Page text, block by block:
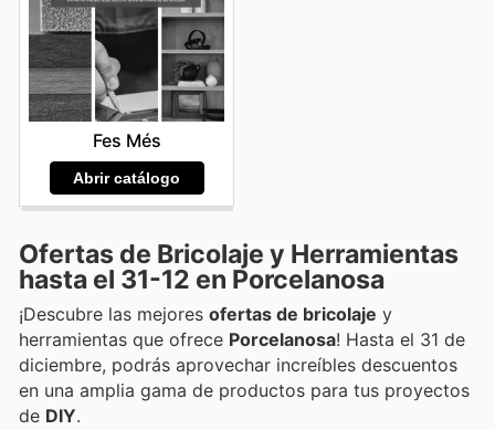
Fes Més
Abrir catálogo
Ofertas de Bricolaje y Herramientas
hasta el 31-12 en Porcelanosa
¡Descubre las mejores ofertas de bricolaje y
herramientas que ofrece Porcelanosa! Hasta el 31 de
diciembre, podrás aprovechar increíbles descuentos
en una amplia gama de productos para tus proyectos
de DIY.